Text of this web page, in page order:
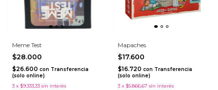
Meme Test
$28.000
$26.600 con Transferencia
(solo online)
3 x $9.333,33 sin interés
Mapaches
$17.600
$16.720 con Transferencia
(solo online)
3 x $5.866,67 sin interés